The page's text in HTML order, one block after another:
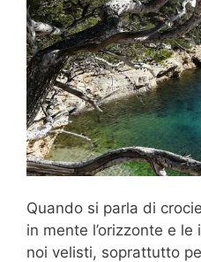
Quando si parla di
in mente l’orizzonte e
noi velisti, soprattutto